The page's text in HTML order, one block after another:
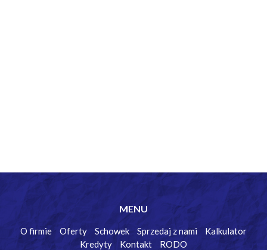
MENU
O firmie Oferty Schowek Sprzedaj z nami
Kalkulator
Kredyty
Kontakt RODO